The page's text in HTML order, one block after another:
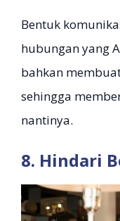
Bentuk
hubungan yang
bahkan
sehingga
nantinya.
8. Hindari